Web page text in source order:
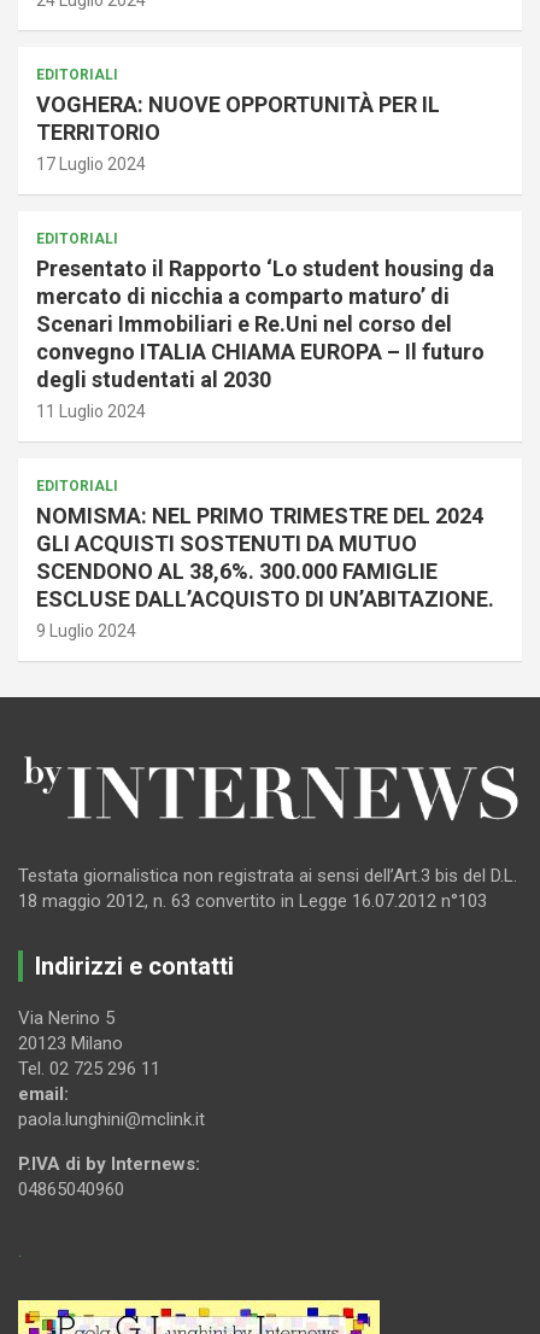
EDITORIALI
VOGHERA: NUOVE OPPORTUNITÀ PER IL
TERRITORIO
17 Luglio 2024
EDITORIALI
Presentato il Rapporto ‘Lo student housing da
mercato di nicchia a comparto maturo’ di
Scenari Immobiliari e Re.Uni nel corso del
convegno ITALIA CHIAMA EUROPA – Il futuro
degli studentati al 2030
11 Luglio 2024
EDITORIALI
NOMISMA: NEL PRIMO TRIMESTRE DEL 2024
GLI ACQUISTI SOSTENUTI DA MUTUO
SCENDONO AL 38,6%. 300.000 FAMIGLIE
ESCLUSE DALL’ACQUISTO DI UN’ABITAZIONE.
9 Luglio 2024
Testata giornalistica non registrata ai sensi dell’Art.3 bis del D.L.
18 maggio 2012, n. 63 convertito in Legge 16.07.2012 n°103
Indirizzi e contatti
Via Nerino 5
20123 Milano
Tel. 02 725 296 11
email:
paola.lunghini@mclink.it
P.IVA di by Internews:
04865040960
.